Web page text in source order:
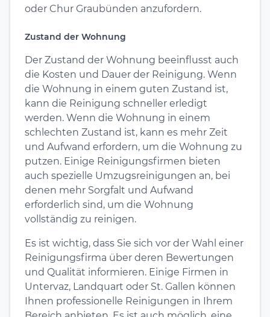
oder Chur Graubünden anzufordern.
Zustand der Wohnung
Der Zustand der Wohnung beeinflusst auch
die Kosten und Dauer der Reinigung. Wenn
die Wohnung in einem guten Zustand ist,
kann die Reinigung schneller erledigt
werden. Wenn die Wohnung in einem
schlechten Zustand ist, kann es mehr Zeit
und Aufwand erfordern, um die Wohnung zu
putzen. Einige Reinigungsfirmen bieten
auch spezielle Umzugsreinigungen an, bei
denen mehr Sorgfalt und Aufwand
erforderlich sind, um die Wohnung
vollständig zu reinigen.
Es ist wichtig, dass Sie sich vor der Wahl einer
Reinigungsfirma über deren Bewertungen
und Qualität informieren. Einige Firmen in
Untervaz, Landquart oder St. Gallen können
Ihnen professionelle Reinigungen in Ihrem